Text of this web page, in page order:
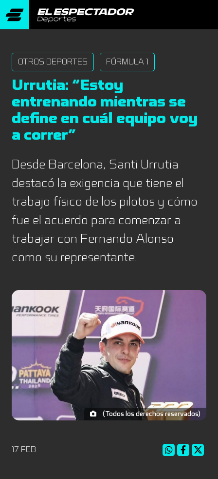
OTROS DEPORTES FÓRMULA 1
Urrutia: “Estoy
entrenando mientras se
define en cuál equipo voy
a correr”
Desde Barcelona, Santi Urrutia
destacó la exigencia que tiene el
trabajo físico de los pilotos y cómo
fue el acuerdo para comenzar a
trabajar con Fernando Alonso
como su representante.
(Todos los derechos reservados)
17 FEB